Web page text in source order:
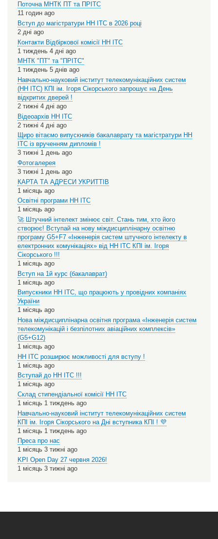
Поточна МНТК ПТ та ПРІТС
11 годин ago
Вступ до магістратури НН ІТС в 2026 році
2 дні ago
Контакти Відбіркової комісії НН ІТС
1 тиждень 4 дні ago
МНТК "ПТ" та "ПРІТС"
1 тиждень 5 днів ago
Навчально-науковий інститут телекомунікаційних систем
(НН ІТС) КПІ ім. Ігоря Сікорського запрошує на День
відкритих дверей !
2 тижні 4 дні ago
Відеоархів НН ІТС
2 тижні 4 дні ago
Щиро вітаємо випускників бакалаврату та магістратури НН
ІТС із врученням дипломів !
3 тижні 1 день ago
Фотогалерея
3 тижні 1 день ago
КАРТА ТА АДРЕСИ УКРИТТІВ
1 місяць ago
Освітні програми НН ІТС
1 місяць ago
🚀 Штучний інтелект змінює світ. Стань тим, хто його
створює! Вступай на нову міждисциплінарну освітню
програму G5+F7 «Інженерія систем штучного інтелекту в
електронних комунікаціях» від НН ІТС КПІ ім. Ігоря
Сікорського !!!
1 місяць ago
Вступ на 1й курс (бакалаврат)
1 місяць ago
Випускники НН ІТС, що працюють у провідних компаніях
України
1 місяць ago
Нова міждисциплінарна освітня програма «Інженерія систем
телекомунікацій і безпілотних авіаційних комплексів»
(G5+G12)
1 місяць ago
НН ІТС розширює можливості для вступу !
1 місяць ago
Вступай до НН ІТС !!!
1 місяць ago
Склад стипендіальної комісії НН ІТС
1 місяць 1 тиждень ago
Навчально-науковий інститут телекомунікаційних систем
КПІ ім. Ігоря Сікорського на Дні вступника КПІ ! 💜
1 місяць 1 тиждень ago
Преса про нас
1 місяць 3 тижні ago
KPI Open Day 27 червня 2026!
1 місяць 3 тижні ago